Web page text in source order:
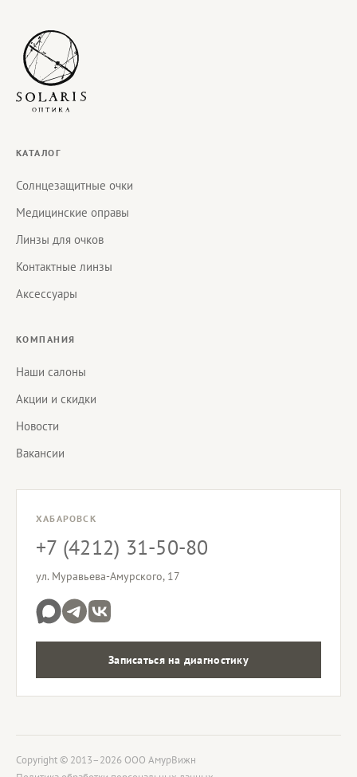
КАТАЛОГ
Солнцезащитные очки
Медицинские оправы
Линзы для очков
Контактные линзы
Аксессуары
КОМПАНИЯ
Наши салоны
Акции и скидки
Новости
Вакансии
ХАБАРОВСК
+7 (4212) 31-50-80
ул. Муравьева-Амурского, 17
Записаться на диагностику
Copyright © 2013–2026 ООО АмурВижн